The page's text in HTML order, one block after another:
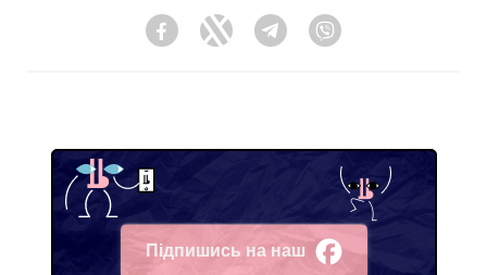
FacebookTwitter Telegram
Підпишись на наш
Facebook